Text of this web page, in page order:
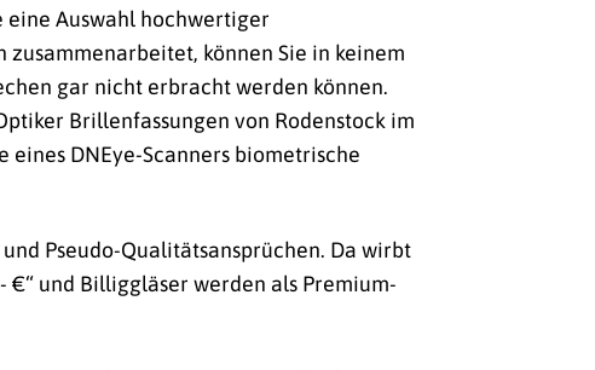
Auswahl hochwertiger
können Sie in keinem
gar nicht erbracht werden können.
Brillenfassungen von Rodenstock im
DNEye-Scanners biometrische
Pseudo-Qualitätsansprüchen. Da wirbt
und Billiggläser werden als Premium-